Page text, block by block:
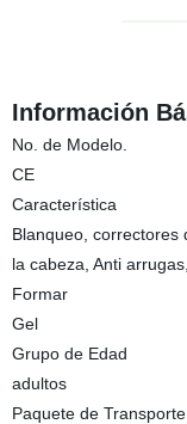
Información
No. de Modelo.
CE
Característica
Blanqueo, correctores
la cabeza, Anti
Formar
Gel
Grupo de Edad
adultos
Paquete de Transporte